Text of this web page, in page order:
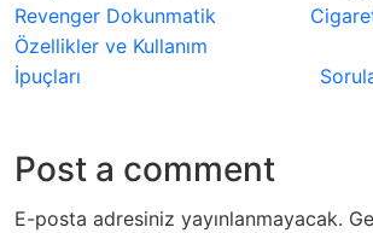
Revenger Dokunmatik
Özellikler ve Kullanım
İpuçları
Post a comment
E-posta adresiniz yayınlanmayacak.